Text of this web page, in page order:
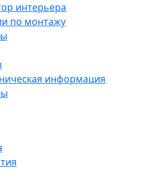
интерьера
по монтажу
информация